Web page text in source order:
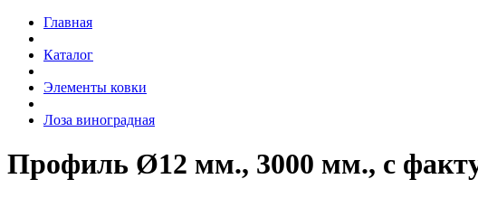
Главная
Каталог
Элементы ковки
Лоза виноградная
Профиль Ø12 мм., 3000 мм., с